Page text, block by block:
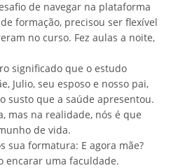
de navegar na plataforma
formação, precisou ser flexível
no curso. Fez aulas a noite,
significado que o estudo
Julio, seu esposo e nosso pai,
susto que a saúde apresentou.
mas na realidade, nós é que
de vida.
sua formatura: E agora mãe?
encarar uma faculdade.